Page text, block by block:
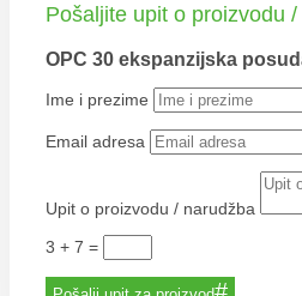
Pošaljite upit o proizvodu
OPC 30 ekspanzijska
Ime i prezime
Email adresa
Upit o proizvodu / narudžba
3 + 7 =